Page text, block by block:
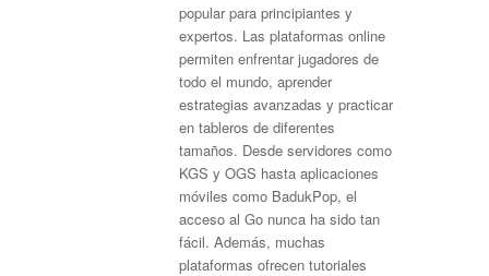
popular para principiantes y
expertos. Las plataformas online
permiten enfrentar jugadores de
todo el mundo, aprender
estrategias avanzadas y practicar
en tableros de diferentes
tamaños. Desde servidores como
KGS y OGS hasta aplicaciones
móviles como BadukPop, el
acceso al Go nunca ha sido tan
fácil. Además, muchas
plataformas ofrecen tutoriales